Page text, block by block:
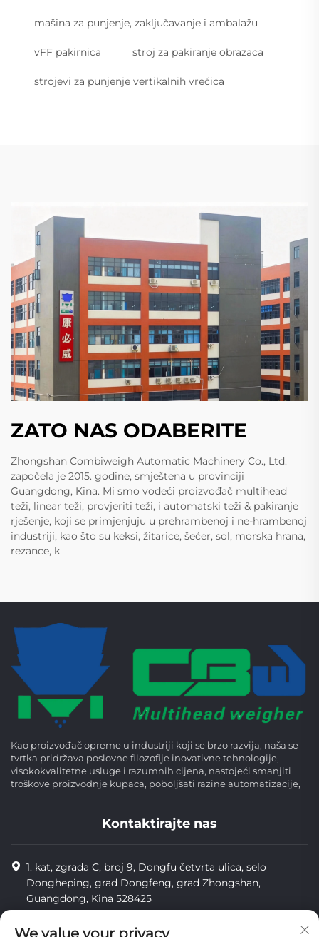
mašina za punjenje, zaključavanje i ambalažu
vFF pakirnica stroj za pakiranje obrazaca
strojevi za punjenje vertikalnih vrećica
ZATO NAS ODABERITE
Zhongshan Combiweigh Automatic Machinery Co., Ltd.
započela je 2015. godine, smještena u provinciji
Guangdong, Kina. Mi smo vodeći proizvođač multihead
teži, linear teži, provjeriti teži, i automatski teži & pakiranje
rješenje, koji se primjenjuju u prehrambenoj i ne-hrambenoj
industriji, kao što su keksi, žitarice, šećer, sol, morska hrana,
rezance, k
Kao proizvođač opreme u industriji koji se brzo razvija, naša se
tvrtka pridržava poslovne filozofije inovativne tehnologije,
visokokvalitetne usluge i razumnih cijena, nastojeći smanjiti
troškove proizvodnje kupaca, poboljšati razine automatizacije,
Kontaktirajte nas
1. kat, zgrada C, broj 9, Dongfu četvrta ulica, selo
Dongheping, grad Dongfeng, grad Zhongshan,
Guangdong, Kina 528425
We value your privacy